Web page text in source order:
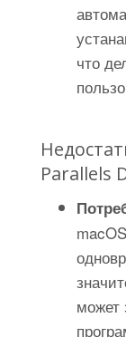
что
Parallels
может